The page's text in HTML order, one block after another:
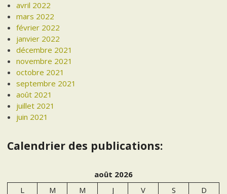
avril 2022
mars 2022
février 2022
janvier 2022
décembre 2021
novembre 2021
octobre 2021
septembre 2021
août 2021
juillet 2021
juin 2021
Calendrier des publications:
août 2026
L
M M J V S D